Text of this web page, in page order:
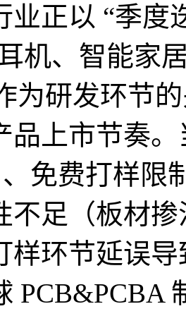
业正以 “季度
机、智能家
为研发环节
品上市节奏
、免费打样
不足（板材
样环节延误
PCB&PCBA